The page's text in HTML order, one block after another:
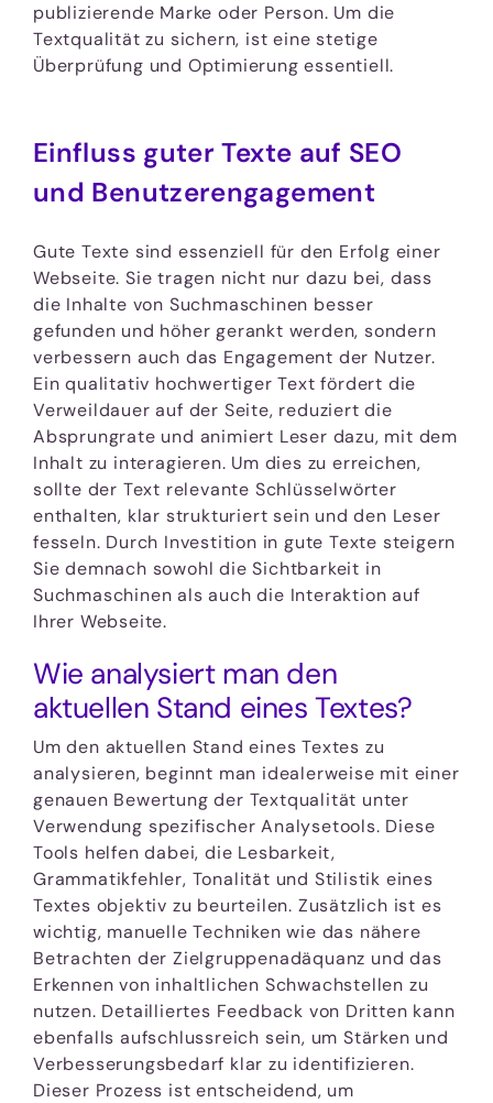
publizierende Marke oder Person. Um die
Textqualität zu sichern, ist eine stetige
Überprüfung und Optimierung essentiell.
Einfluss guter Texte auf SEO
und Benutzerengagement
Gute Texte sind essenziell für den Erfolg einer
Webseite. Sie tragen nicht nur dazu bei, dass
die Inhalte von Suchmaschinen besser
gefunden und höher gerankt werden, sondern
verbessern auch das Engagement der Nutzer.
Ein qualitativ hochwertiger Text fördert die
Verweildauer auf der Seite, reduziert die
Absprungrate und animiert Leser dazu, mit dem
Inhalt zu interagieren. Um dies zu erreichen,
sollte der Text relevante Schlüsselwörter
enthalten, klar strukturiert sein und den Leser
fesseln. Durch Investition in gute Texte steigern
Sie demnach sowohl die Sichtbarkeit in
Suchmaschinen als auch die Interaktion auf
Ihrer Webseite.
Wie analysiert man den
aktuellen Stand eines Textes?
Um den aktuellen Stand eines Textes zu
analysieren, beginnt man idealerweise mit einer
genauen Bewertung der Textqualität unter
Verwendung spezifischer Analysetools. Diese
Tools helfen dabei, die Lesbarkeit,
Grammatikfehler, Tonalität und Stilistik eines
Textes objektiv zu beurteilen. Zusätzlich ist es
wichtig, manuelle Techniken wie das nähere
Betrachten der Zielgruppenadäquanz und das
Erkennen von inhaltlichen Schwachstellen zu
nutzen. Detailliertes Feedback von Dritten kann
ebenfalls aufschlussreich sein, um Stärken und
Verbesserungsbedarf klar zu identifizieren.
Dieser Prozess ist entscheidend, um